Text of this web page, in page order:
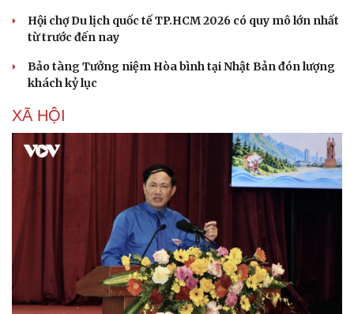
Hội chợ Du lịch quốc tế TP.HCM 2026 có quy mô lớn nhất
từ trước đến nay
Bảo tàng Tưởng niệm Hòa bình tại Nhật Bản đón lượng
khách kỷ lục
XÃ HỘI